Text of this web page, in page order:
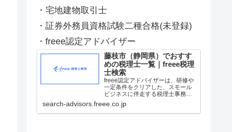
・宅地建物取引士
・証券外務員資格試験二種合格(未登録)
・freee認定アドバイザー
藤枝市（静岡県）でおすす
めの税理士一覧｜freee税理
士検索
freee認定アドバイザーは、研修や
一定条件をクリアした、スモール
ビジネスに伴走する税理士事務所
です。記帳代行や税務調査、会計
顧問等に対応できる税理士・会計
士の事務所を静岡県の藤枝市から
search-advisors.freee.co.jp